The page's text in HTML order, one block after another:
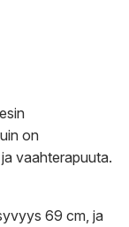
on
vaahterapuuta.
69 cm, ja